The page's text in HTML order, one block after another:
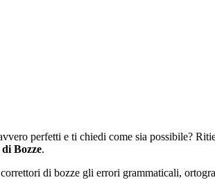
perfetti e ti chiedi come sia possibile?
Bozze.
di bozze gli errori grammaticali,